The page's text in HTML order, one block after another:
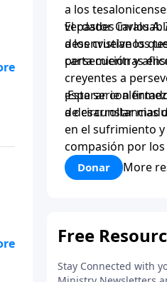
a los
verdades
a los cristianos
persecución y
El pastor Carlos A.
desenvuelve los
carta mientras
creyentes a
esperar con
de circunstancias
¡Esta serie
a desarrollar
en el sufrimiento
compasión por los
Donar More